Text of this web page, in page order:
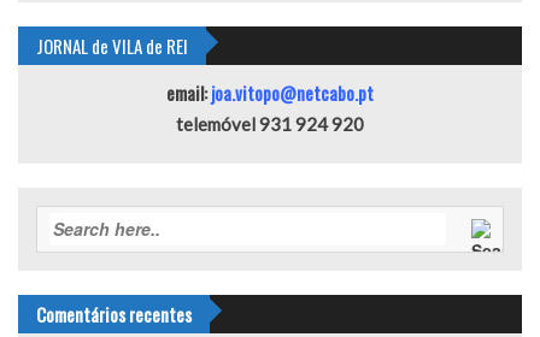
JORNAL de VILA de REI
email:joa.vitopo@netcabo.pt
telemóvel 931 924 920
Comentários recentes